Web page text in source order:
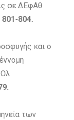
σε ΔΕφΑθ
801-804.
και ο
των